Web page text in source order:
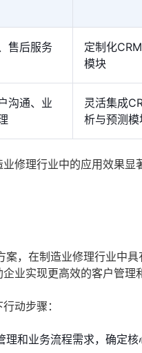
售后服务
定制化
模块
沟通、业
灵活集成
析与预测模
修理行业中的应用效果
，在制造业修理行业中
业实现更高效的客户管理
动步骤：
和业务流程需求，确定核